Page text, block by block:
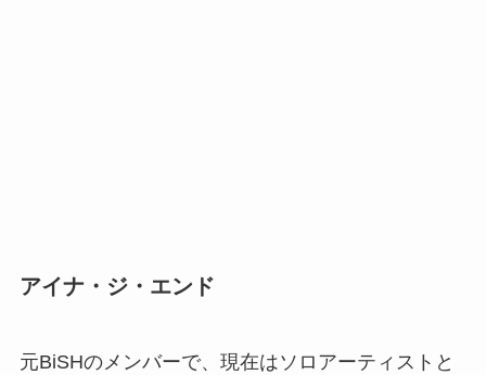
アイナ・ジ・エンド
元BiSHのメンバーで、現在はソロアーティストと